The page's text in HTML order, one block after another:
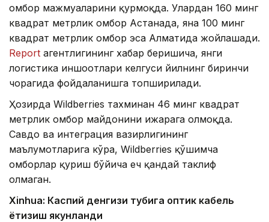
омбор мажмуаларини қурмоқда. Улардан 160 минг
квадрат метрлик омбор Астанада, яна 100 минг
квадрат метрлик омбор эса Алматида жойлашади.
Report агентлигининг хабар беришича, янги
логистика иншоотлари келгуси йилнинг биринчи
чорагида фойдаланишга топширилади.
Ҳозирда Wildberries тахминан 46 минг квадрат
метрлик омбор майдонини ижарага олмоқда.
Савдо ва интеграция вазирлигининг
маълумотларига кўра, Wildberries қўшимча
омборлар қуриш бўйича ҳеч қандай таклиф
олмаган.
Xinhuа: Каспий денгизи тубига оптик кабель
ётқизиш якунланди